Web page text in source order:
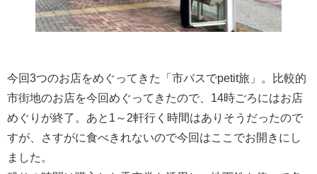
今回3つのお店をめぐってきた「市バスでpetit旅」。比較的
市街地のお店を今回めぐってきたので、14時ごろにはお店
めぐりが終了。あと1～2軒行く時間はありそうだったので
すが、さすがに食べきれないので今回はここでお開きにし
ました。